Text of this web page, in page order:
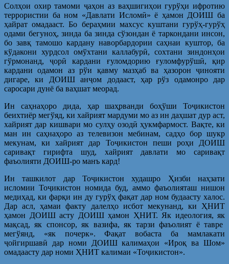
Солҳои охир тамоми ҷаҳон аз ваҳшигиҳои гурўҳи ифротию
террористии ба ном «Давлати Исломӣ» ё ҳамон ДОИШ ба
ҳайрат омадааст. Бо бераҳмии махсус куштани гурўҳ-гурўҳ
одами бегуноҳ, зинда ба зинда сўзондан ё таркондани инсон,
бо завқ тамошо кардану наворбардории саҳнаи куштор, ба
кўдакони хурдсол омўхтани каллабурӣ, сохтани зиндонҳои
гўрмонанд, ҷорӣ кардани ғуломдорию ғуломфурўшӣ, қир
кардани одамон аз рўи қавму мазҳаб ва ҳазорон ҷинояти
дигаре, ки ДОИШ анҷом додааст, ҳар рўз одамонро дар
саросари дунё ба ваҳшат меорад.
Ин саҳнаҳоро дида, ҳар шаҳрванди боҳўши Тоҷикистон
беихтиёр мегўяд, ки хайрият мардуми мо аз ин даҳшат дур аст,
хайрият дар кишвари мо сулҳу озодӣ ҳукмфармост. Вақте, ки
ман ин саҳнаҳоро аз телевизон мебинам, садҳо бор шукр
мекунам, ки хайрият дар Тоҷикистон пеши роҳи ДОИШ
саривақт гирифта шуд, хайрият давлати мо саривақт
фаъолияти ДОИШ-ро манъ кард!
Ин ташкилот дар Тоҷикистон худашро Ҳизби наҳзати
исломии Тоҷикистон номида буд, аммо фаъолияташ нишон
медиҳад, ки фарқи ин ду гурўҳ фақат дар ном будаасту халос.
Дар асл, ҳамаи факту далелҳо исбот мекунанд, ки ҲНИТ
ҳамон ДОИШ асту ДОИШ ҳамон ҲНИТ. Як идеология, як
мақсад, як спонсор, як вазифа, як тарзи фаъолият ё тавре
мегўянд, «як почерк». Фақат вобаста ба мамлакати
ҷойгиршавӣ дар номи ДОИШ калимаҳои «Ироқ ва Шом»
омадаасту дар номи ҲНИТ калимаи «Тоҷикистон».